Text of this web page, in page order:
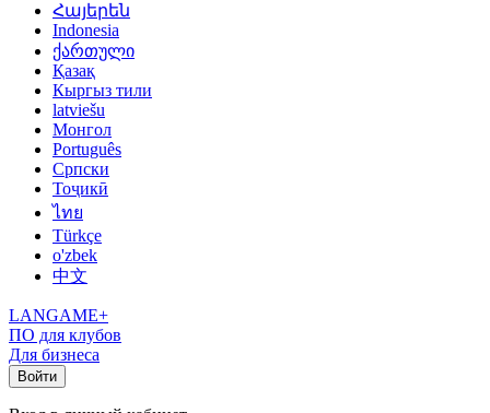
Հայերեն
Indonesia
ქართული
Қазақ
Кыргыз тили
latviešu
Монгол
Português
Српски
Тоҷикӣ
ไทย
Türkçe
o'zbek
中文
LANGAME+
ПО для клубов
Для бизнеса
Войти